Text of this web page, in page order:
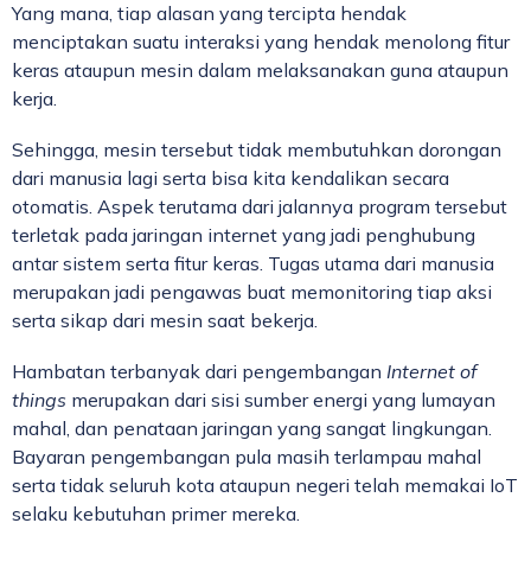
Yang mana, tiap alasan yang tercipta hendak
menciptakan suatu interaksi yang hendak menolong fitur
keras ataupun mesin dalam melaksanakan guna ataupun
kerja.
Sehingga, mesin tersebut tidak membutuhkan dorongan
dari manusia lagi serta bisa kita kendalikan secara
otomatis. Aspek terutama dari jalannya program tersebut
terletak pada jaringan internet yang jadi penghubung
antar sistem serta fitur keras. Tugas utama dari manusia
merupakan jadi pengawas buat memonitoring tiap aksi
serta sikap dari mesin saat bekerja.
Hambatan terbanyak dari pengembangan Internet of
things merupakan dari sisi sumber energi yang lumayan
mahal, dan penataan jaringan yang sangat lingkungan.
Bayaran pengembangan pula masih terlampau mahal
serta tidak seluruh kota ataupun negeri telah memakai IoT
selaku kebutuhan primer mereka.